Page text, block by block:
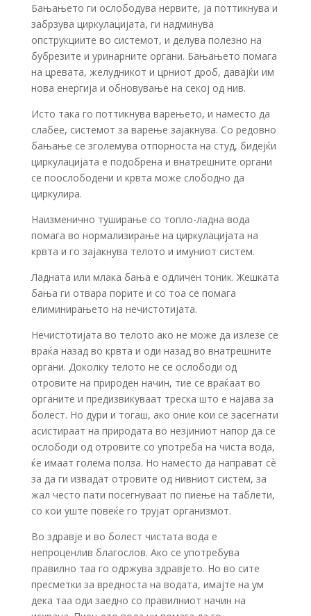
Бањањето ги ослободува нервите, ја поттикнува и
забрзува циркулацијата, ги надминува
опструкциите во системот, и делува полезно на
бубрезите и уринарните органи. Бањањето помага
на цревата, желудникот и црниот дроб, давајќи им
нова енергија и обновување на секој од нив.
Исто така го поттикнува варењето, и наместо да
слабее, системот за варење зајакнува. Со редовно
бањање се зголемува отпорноста на студ, бидејќи
циркулацијата е подобрена и внатрешните органи
се поослободени и крвта може слободно да
циркулира.
Наизменично туширање со топло-ладна вода
помага во нормализирање на циркулацијата на
крвта и го зајакнува телото и имуниот систем.
Ладната или млака бања е одличен тоник. Жешката
бања ги отвара порите и со тоа се помага
елиминирањето на нечистотијата.
Нечистотијата во телото ако не може да излезе се
враќа назад во крвта и оди назад во внатрешните
органи. Доколку телото не се ослободи од
отровите на природен начин, тие се враќаат во
органите и предизвикуваат треска што е најава за
болест. Но дури и тогаш, ако оние кои се засегнати
асистираат на природата во незјиниот напор да се
ослободи од отровите со употреба на чиста вода,
ќе имаат голема полза. Но наместо да направат сѐ
за да ги извадат отровите од нивниот систем, за
жал често пати посегнуваат по пиење на таблети,
со кои уште повеќе го трујат организмот.
Во здравје и во болест чистата вода е
непроценлив благослов. Ако се употребува
правилно таа го одржува здравјето. Но во сите
пресметки за вредноста на водата, имајте на ум
дека таа оди заедно со правилниот начин на